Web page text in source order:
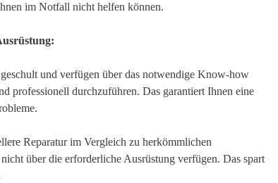
im Notfall nicht helfen können.
und verfügen über das notwendige Know-how
professionell durchzuführen. Das garantiert Ihnen eine
Reparatur im Vergleich zu herkömmlichen
über die erforderliche Ausrüstung verfügen. Das spart